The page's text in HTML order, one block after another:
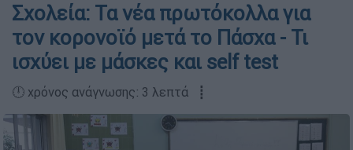
Σχολεία: Τα νέα πρωτόκολλα για
τον κορονοϊό μετά το Πάσχα - Τι
ισχύει με μάσκες και self test
🕛 χρόνος ανάγνωσης: 3 λεπτά ┋